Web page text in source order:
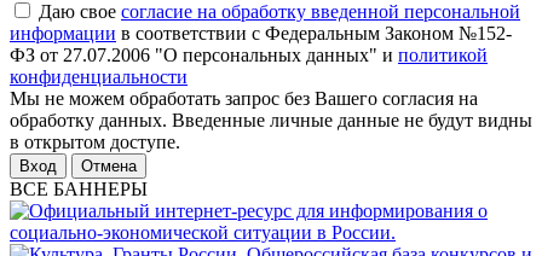
Даю свое согласие на обработку введенной персональной
информации в соответствии с Федеральным Законом №152-
ФЗ от 27.07.2006 "О персональных данных" и политикой
конфиденциальности
Мы не можем обработать запрос без Вашего согласия на
обработку данных. Введенные личные данные не будут видны
в открытом доступе.
Отмена
ВСЕ БАННЕРЫ